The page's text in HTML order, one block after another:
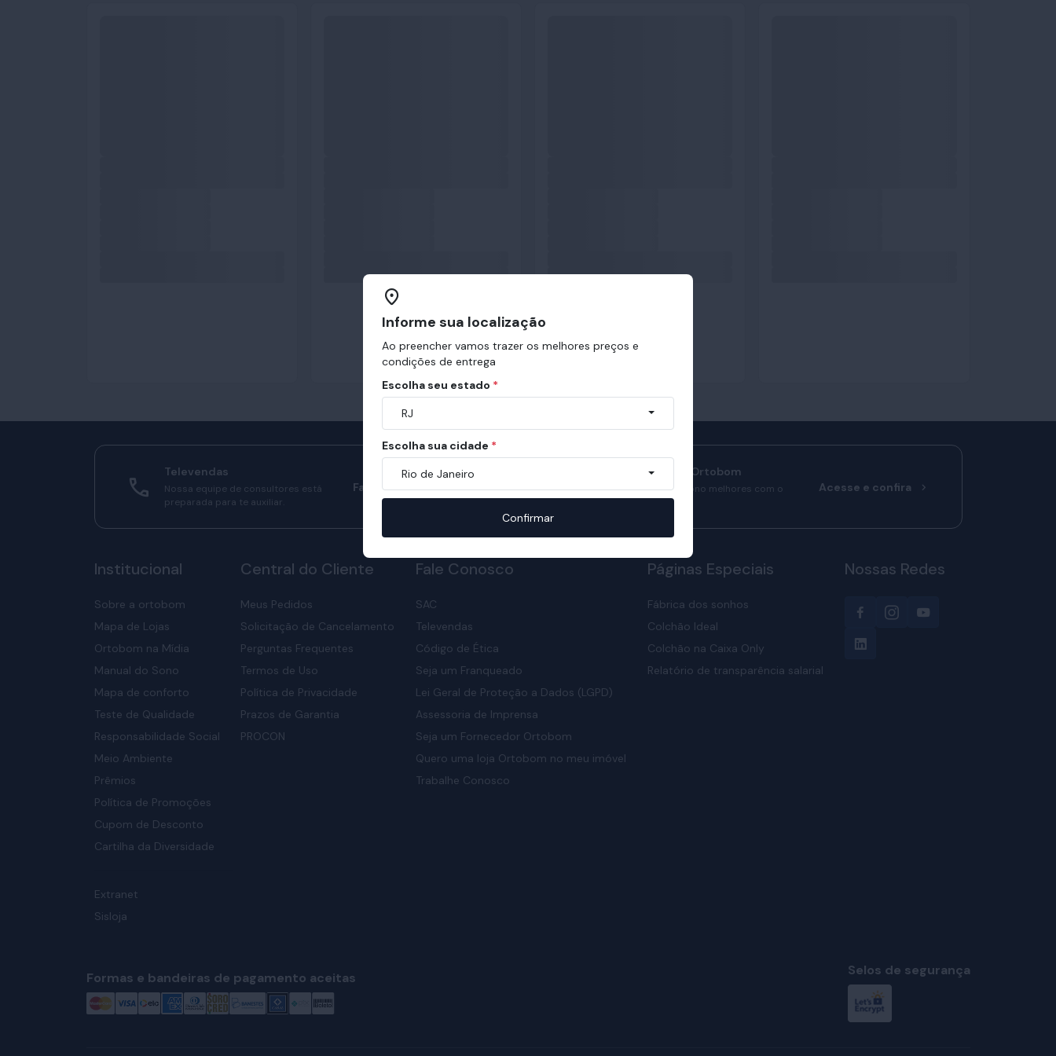
Televendas
Nossa equipe de consultores está
preparada para te auxiliar.
Fale com consultores
Manual do Sono Ortobom
Confira como ter sono melhores com o
nosso manual.
Acesse e confira
Institucional
Sobre a ortobom
Mapa de Lojas
Ortobom na Mídia
Manual do Sono
Mapa de conforto
Teste de Qualidade
Responsabilidade Social
Meio Ambiente
Prêmios
Política de Promoções
Cupom de Desconto
Cartilha da Diversidade
Extranet
Sisloja
Central do Cliente
Meus Pedidos
Solicitação de Cancelamento
Perguntas Frequentes
Termos de Uso
Política de Privacidade
Prazos de Garantia
PROCON
Fale Conosco
SAC
Televendas
Código de Ética
Seja um Franqueado
Lei Geral de Proteção a Dados (LGPD)
Assessoria de Imprensa
Seja um Fornecedor Ortobom
Quero uma loja Ortobom no meu imóvel
Trabalhe Conosco
Páginas Especiais
Fábrica dos sonhos
Colchão Ideal
Colchão na Caixa Only
Relatório de transparência salarial
Nossas Redes
Formas e bandeiras de pagamento aceitas Selos de segurança
Informe sua localização
Ao preencher vamos trazer os melhores preços e
condições de entrega
Escolha seu estado *
RJ
Escolha sua cidade *
Rio de Janeiro
Confirmar